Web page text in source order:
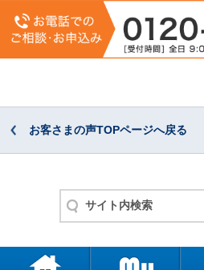
お客さまの声TOPページへ戻る